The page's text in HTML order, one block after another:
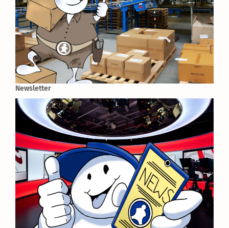
Newsletter